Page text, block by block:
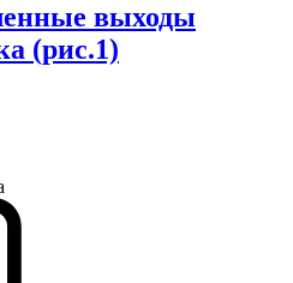
выходы
(рис.1)